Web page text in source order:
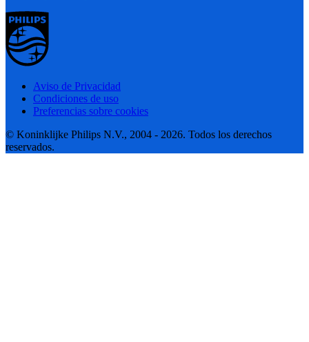
Aviso de Privacidad
Condiciones de uso
Preferencias sobre cookies
© Koninklijke Philips N.V., 2004 - 2026. Todos los derechos
reservados.